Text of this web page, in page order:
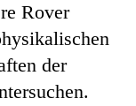
Rover
der